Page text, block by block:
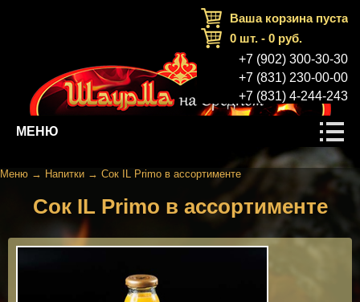
Ваша корзина пуста
0 шт. - 0 руб.
+7 (902) 300-30-30
+7 (831) 230-00-00
+7 (831) 4-244-243
МЕНЮ
Меню → Напитки → Сок IL Primo в ассортименте
Сок IL Primo в ассортименте